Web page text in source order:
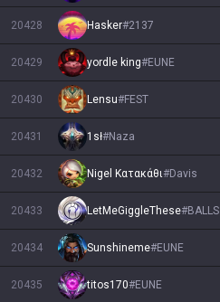
20428 Hasker#2137
20429 yordle king#EUNE
20430 Lensu#FEST
20431 1sł#Naza
20432 Nigel Κατακάθι#Davis
20433 LetMeGiggleThese#BALLS
20434 Sunshineme#EUNE
20435 titos170#EUNE